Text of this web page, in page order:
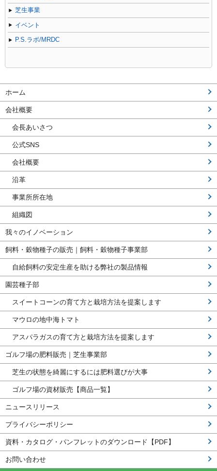
芝生事業
イベント
P.S.ラボ/MRDC
ホーム
会社概要
会長あいさつ
公式SNS
会社概要
沿革
事業所所在地
組織図
我々のイノベーション
飼料・穀物種子の販売｜飼料・穀物種子事業部
自給飼料の安定生産を助ける弊社の製品情報
園芸種子部
スイートコーンの育て方と栽培方法を提案します
マウロの地中海トマト
アスパラガスの育て方と栽培方法を提案します
ゴルフ場の肥料販売｜芝生事業部
芝生の状態を綺麗にするには肥料選びが大事
ゴルフ場の資材販売【商品一覧】
ニュースリリース
プライバシーポリシー
資料・カタログ・パンフレットのダウンロード【PDF】
お問い合わせ